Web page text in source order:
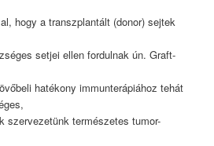
hogy a transzplantált (donor) sejtek
setjei ellen fordulnak ún. Graft-
hatékony immunterápiához tehát
szervezetünk természetes tumor-